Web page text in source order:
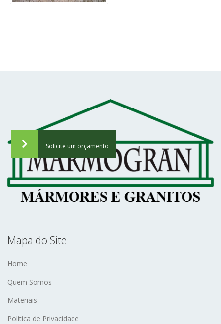
Mapa do Site
Home
Quem Somos
Materiais
Política de Privacidade